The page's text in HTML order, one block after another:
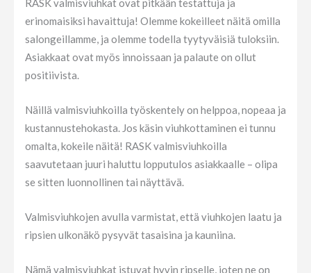
RASK valmisviuhkat ovat pitkään testattuja ja
erinomaisiksi havaittuja! Olemme kokeilleet näitä omilla
salongeillamme, ja olemme todella tyytyväisiä tuloksiin.
Asiakkaat ovat myös innoissaan ja palaute on ollut
positiivista.
Näillä valmisviuhkoilla työskentely on helppoa, nopeaa ja
kustannustehokasta. Jos käsin viuhkottaminen ei tunnu
omalta, kokeile näitä! RASK valmisviuhkoilla
saavutetaan juuri haluttu lopputulos asiakkaalle – olipa
se sitten luonnollinen tai näyttävä.
Valmisviuhkojen avulla varmistat, että viuhkojen laatu ja
ripsien ulkonäkö pysyvät tasaisina ja kauniina.
Nämä valmisviuhkat istuvat hyvin ripselle, joten ne on